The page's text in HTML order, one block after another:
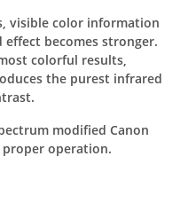
visible color information
becomes stronger.
colorful results,
the purest infrared
modified Canon
proper operation.